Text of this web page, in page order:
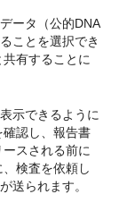
ータ（公的DNA
ことを選択でき
有することに
示できるように
認し、報告書
スされる前に
検査を依頼し
送られます。